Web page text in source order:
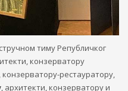
тиму Републичког
конзерватору
, конзерватору-рестауратору,
, архитекти, конзерватору и